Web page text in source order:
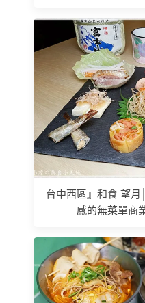
台中西區』和食 望
感的無菜單商